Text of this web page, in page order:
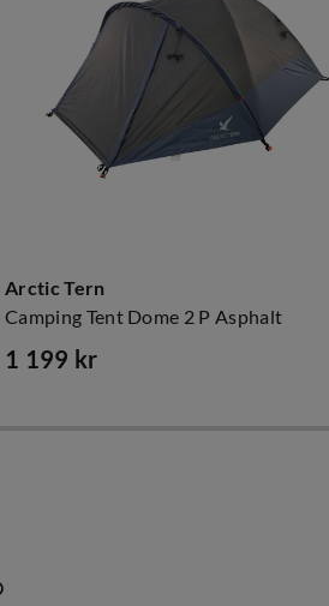
Arctic Tern
Camping Tent Dome 2 P Asphalt
1 199 kr